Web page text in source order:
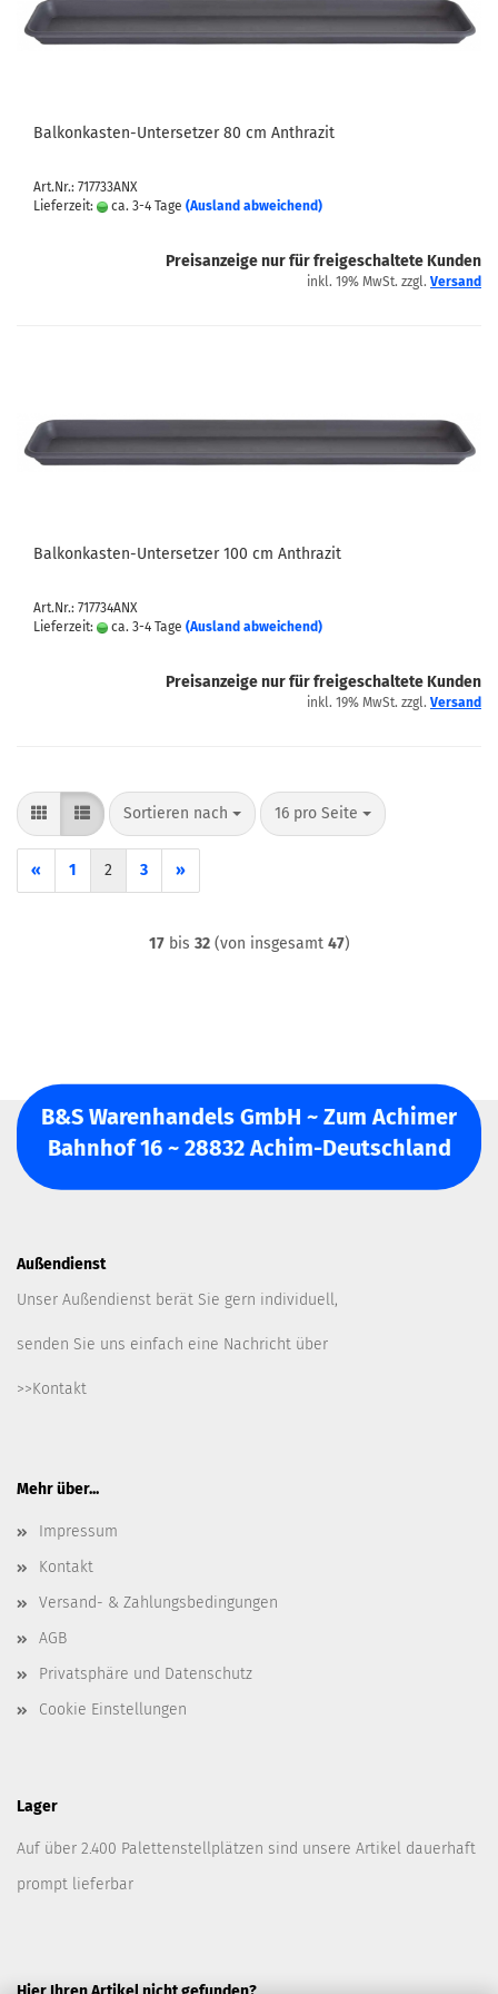
Balkonkasten-Untersetzer 80 cm Anthrazit
Art.Nr.: 717733ANX
Lieferzeit:
ca. 3-4 Tage (Ausland abweichend)
Preisanzeige nur für freigeschaltete Kunden
inkl. 19% MwSt. zzgl. Versand
Balkonkasten-Untersetzer 100 cm Anthrazit
Art.Nr.: 717734ANX
Lieferzeit:
ca. 3-4 Tage (Ausland abweichend)
Preisanzeige nur für freigeschaltete Kunden
inkl. 19% MwSt. zzgl. Versand
Sortieren nach
Sortieren nach 16 pro Seite
pro Seite
« 1 2 3 »
17bis 32(von insgesamt 47)
B&S Warenhandels GmbH ~ Zum Achimer
Bahnhof 16 ~ 28832 Achim-Deutschland
Außendienst
Unser Außendienst berät Sie gern individuell,
senden Sie uns einfach eine Nachricht über
>>Kontakt
Mehr über...
Impressum
Kontakt
Versand- & Zahlungsbedingungen
AGB
Privatsphäre und Datenschutz
Cookie Einstellungen
Lager
Auf über 2.400 Palettenstellplätzen sind unsere Artikel dauerhaft
prompt lieferbar